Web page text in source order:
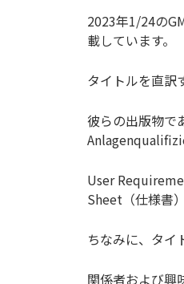
2023年1/24の
載しています。
タイトルを直訳
彼らの出版物
User
Sheet（仕様書
ちなみに、タイ
関係者および興